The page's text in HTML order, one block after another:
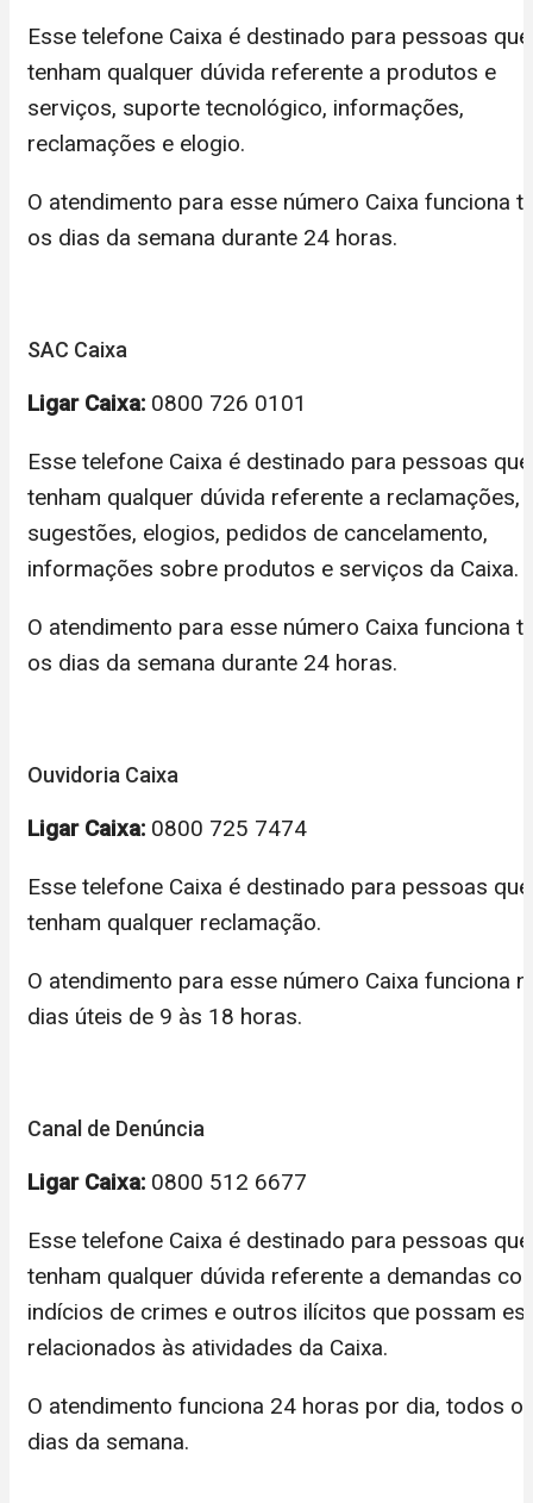
Esse telefone Caixa é destinado para pessoas que
tenham qualquer dúvida referente a produtos e
serviços, suporte tecnológico, informações,
reclamações e elogio.
O atendimento para esse número Caixa funciona
os dias da semana durante 24 horas.
SAC Caixa
Ligar Caixa: 0800 726 0101
Esse telefone Caixa é destinado para pessoas que
tenham qualquer dúvida referente a reclamações,
sugestões, elogios, pedidos de cancelamento,
informações sobre produtos e serviços da Caixa.
O atendimento para esse número Caixa funciona
os dias da semana durante 24 horas.
Ouvidoria Caixa
Ligar Caixa: 0800 725 7474
Esse telefone Caixa é destinado para pessoas que
tenham qualquer reclamação.
O atendimento para esse número Caixa funciona
dias úteis de 9 às 18 horas.
Canal de Denúncia
Ligar Caixa: 0800 512 6677 ​
Esse telefone Caixa é destinado para pessoas que
tenham qualquer dúvida referente a demandas
indícios de crimes e outros ilícitos que possam
relacionados às atividades da Caixa.
O atendimento funciona 24 horas por dia, todos
dias da semana.